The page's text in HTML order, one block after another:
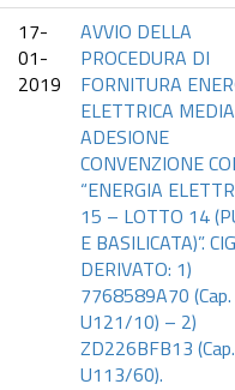
17-
01-
2019
AVVIO DELLA
PROCEDURA DI
FORNITURA
ELETTRICA
ADESIONE
CONVENZIONE
“ENERGIA
15 – LOTTO 14
E BASILICATA)”. CIG
DERIVATO: 1)
7768589A70 (Cap.
U121/10) – 2)
ZD226BFB13 (Cap.
U113/60).